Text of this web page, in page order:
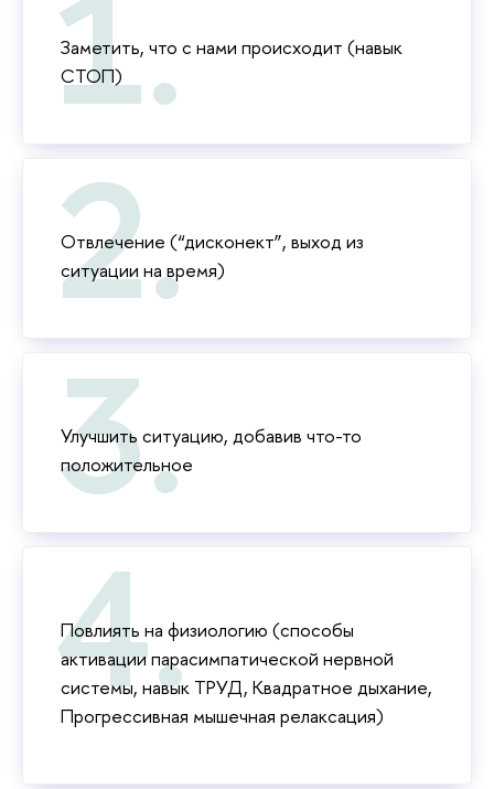
Заметить, что с нами происходит (навык
СТОП)
Отвлечение (“дисконект”, выход из
ситуации на время)
Улучшить ситуацию, добавив что-то
положительное
Повлиять на физиологию (способы
активации парасимпатической нервной
системы, навык ТРУД, Квадратное дыхание,
Прогрессивная мышечная релаксация)